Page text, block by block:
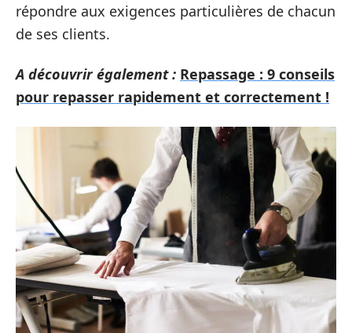
répondre aux exigences particulières de chacun
de ses clients.
A découvrir également : Repassage : 9 conseils
pour repasser rapidement et correctement !